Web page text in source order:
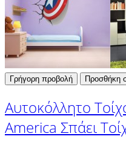
Γρήγορη προβολή Προσθήκη
Αυτοκόλλητο
America Σπάει